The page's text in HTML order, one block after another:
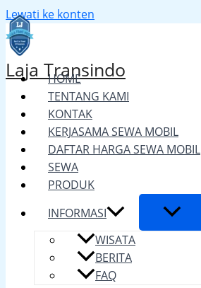
Lewati ke konten
Laja Transindo
HOME
TENTANG KAMI
KONTAK
KERJASAMA SEWA MOBIL
DAFTAR HARGA SEWA MOBIL
SEWA
PRODUK
INFORMASI
WISATA
BERITA
FAQ